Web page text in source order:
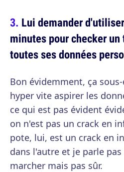
Lui demander
minutes pour checker
toutes ses données perso
Bon évidemment, ça
hyper vite aspirer les
ce qui est pas évident
on n'est pas un crack en
pote, lui, est un crack en
dans l'autre et je parle
marcher mais pas sûr.